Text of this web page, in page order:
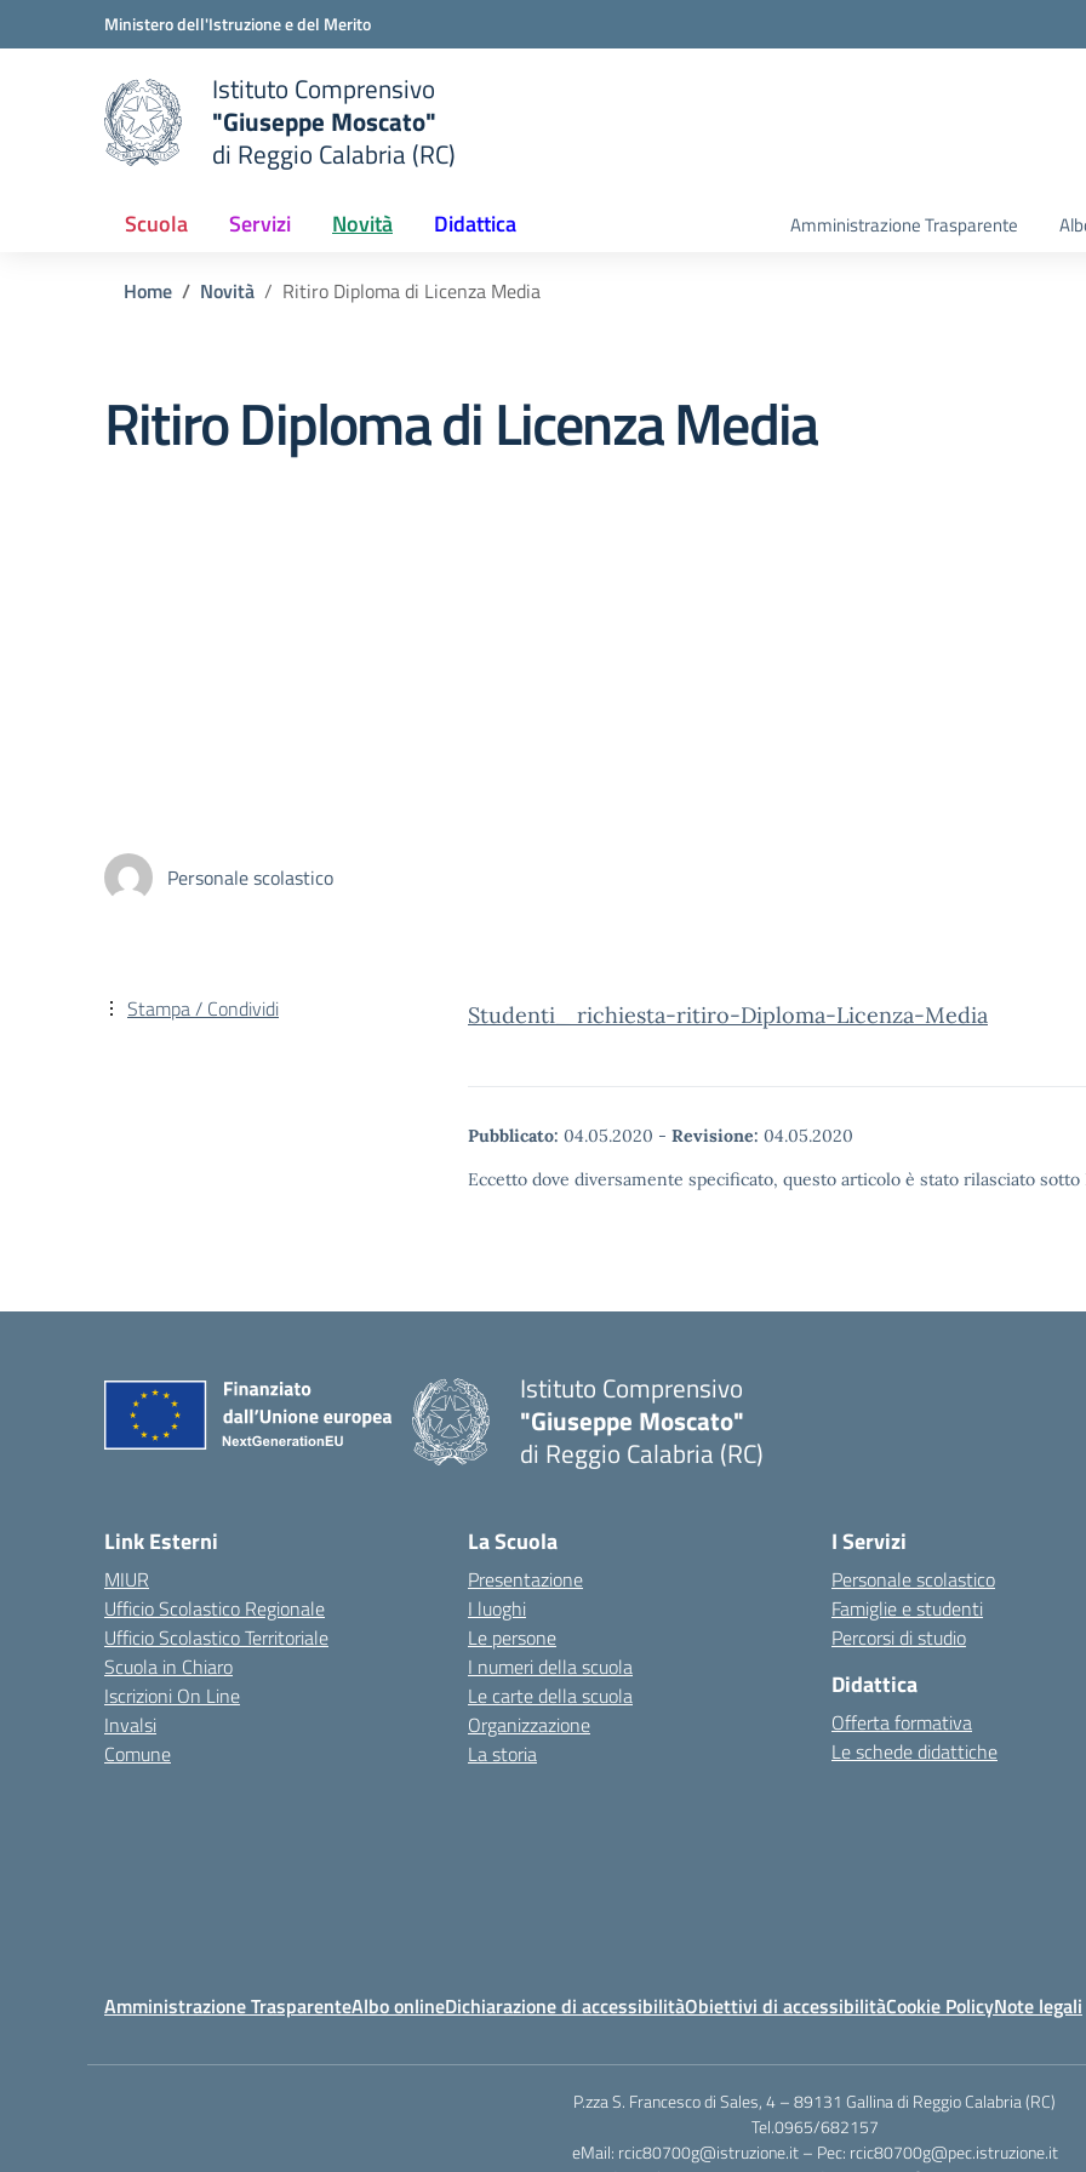
Vai ai contenuti
Vai al menu di navigazioneMinistero dell'Istruzione e del Merito
scuola
Istituto Comprensivo
"Giuseppe Moscato"
di Reggio Calabria (RC)
Scuola Servizi Novità Didattica Amministrazione Trasparente
Home Novità Ritiro Diploma di Licenza Media
Ritiro Diploma di Licenza Media
Personale scolastico
Studenti_ richiesta-ritiro-Diploma-Licenza-Media
Pubblicato: 04.05.2020 - Revisione: 04.05.2020
Eccetto dove diversamente specificato, questo articolo è stato rilasciato
Stampa / Condividi
Istituto Comprensivo
"Giuseppe Moscato"
di Reggio Calabria (RC)
Link Esterni
MIUR
Ufficio Scolastico Regionale
Ufficio Scolastico Territoriale
Scuola in Chiaro
Iscrizioni On Line
Invalsi
Comune
La Scuola
Presentazione
I luoghi
Le persone
I numeri della scuola
Le carte della scuola
Organizzazione
La storia
I Servizi
Personale scolastico
Famiglie e studenti
Percorsi di studio
Didattica
Offerta formativa
Le schede didattiche
Amministrazione TrasparenteAlbo onlineDichiarazione di accessibilitàObiettivi di accessibilitàCookie PolicyNote legali
P.zza S. Francesco di Sales, 4 – 89131 Gallina di Reggio Calabria (RC)
Tel.0965/682157
eMail: rcic80700g@istruzione.it – Pec: rcic80700g@pec.istruzione.it